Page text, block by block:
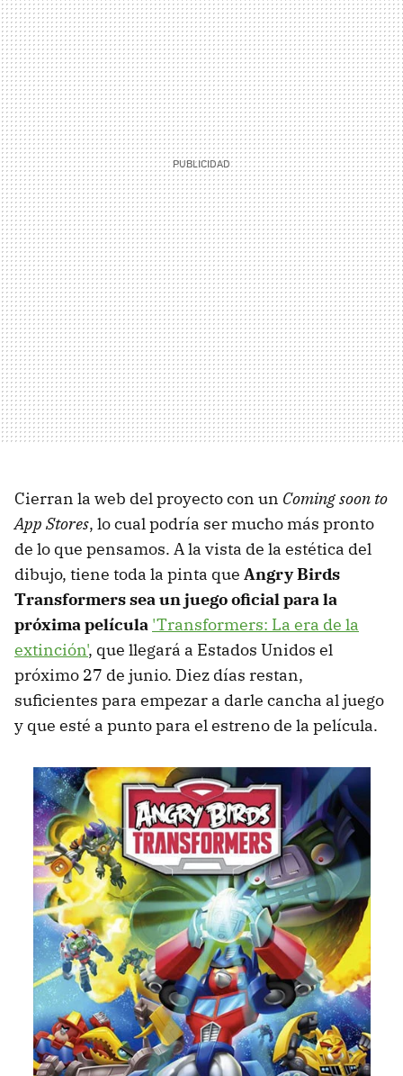
Cierran la web del proyecto con un Coming soon to
App Stores, lo cual podría ser mucho más pronto
de lo que pensamos. A la vista de la estética del
dibujo, tiene toda la pinta que Angry Birds
Transformers sea un juego oficial para la
próxima película 'Transformers: La era de la
extinción', que llegará a Estados Unidos el
próximo 27 de junio. Diez días restan,
suficientes para empezar a darle cancha al juego
y que esté a punto para el estreno de la película.